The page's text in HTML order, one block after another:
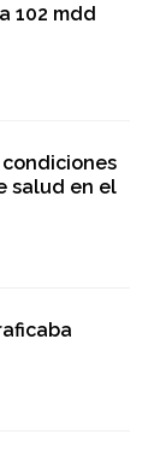
102 mdd
salud en el